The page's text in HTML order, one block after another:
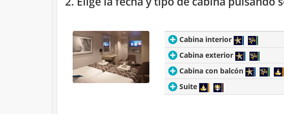
Cabina interior
Cabina exterior
Cabina con balcón
Suite